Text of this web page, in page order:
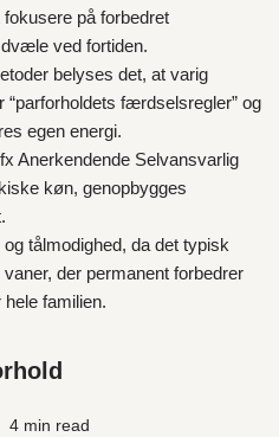
på forbedret
ved fortiden.
belyses det, at varig
færdselsregler” og
egen energi.
Anerkendende Selvansvarlig
køn, genopbygges
tålmodighed, da det typisk
der permanent forbedrer
familien.
4 min read